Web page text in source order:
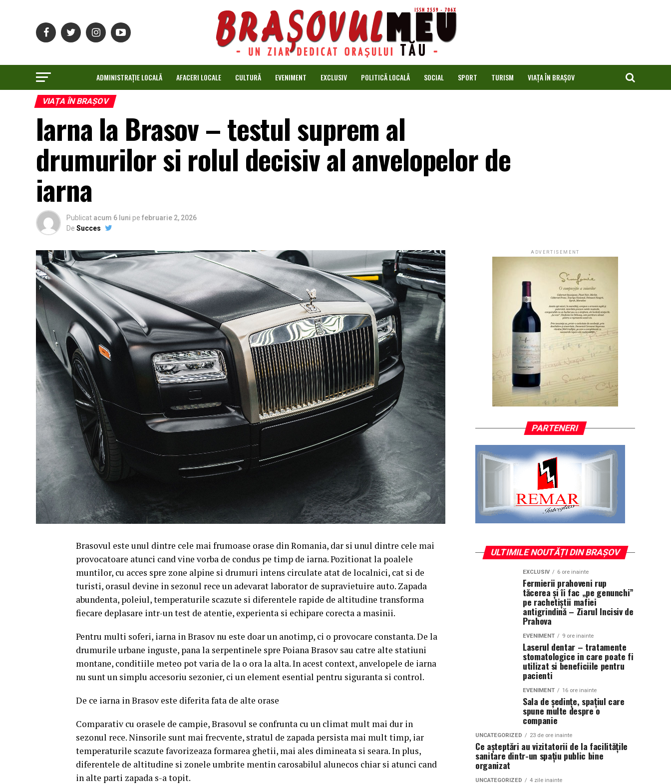
ADMINISTRAȚIE LOCALĂ AFACERI LOCALE CULTURĂ EVENIMENT EXCLUSIV POLITICĂ LOCALĂ SOCIAL SPORT TURISM VIAȚA ÎN BRAȘOV
VIAȚA ÎN BRAȘOV
Iarna la Brasov – testul suprem al
drumurilor si rolul decisiv al anvelopelor de
iarna
Publicat acum 6 luni pe februarie 2, 2026
De Succes
Brasovul este unul dintre cele mai frumoase orase din Romania, dar si unul dintre cele mai
provocatoare atunci cand vine vorba de condus pe timp de iarna. Pozitionat la poalele
muntilor, cu acces spre zone alpine si drumuri intens circulate atat de localnici, cat si de
turisti, orasul devine in sezonul rece un adevarat laborator de supravietuire auto. Zapada
abundenta, poleiul, temperaturile scazute si diferentele rapide de altitudine transforma
fiecare deplasare intr-un test de atentie, experienta si echipare corecta a masinii.
Pentru multi soferi, iarna in Brasov nu este doar un anotimp, ci o provocare constanta. De la
drumurile urbane inguste, pana la serpentinele spre Poiana Brasov sau catre alte statiuni
montane, conditiile meteo pot varia de la o ora la alta. In acest context, anvelopele de iarna
nu sunt un simplu accesoriu sezonier, ci un element esential pentru siguranta si control.
De ce iarna in Brasov este diferita fata de alte orase
Comparativ cu orasele de campie, Brasovul se confrunta cu un climat mult mai dur in
sezonul rece. Ninsorile sunt mai frecvente, stratul de zapada persista mai mult timp, iar
temperaturile scazute favorizeaza formarea ghetii, mai ales dimineata si seara. In plus,
diferentele de altitudine si zonele umbrite mentin carosabilul alunecos chiar si atunci cand
in alte parti zapada s-a topit.
ADVERTISEMENT
PARTENERI
ULTIMILE NOUTĂȚI DIN BRAȘOV
EXCLUSIV 6 ore inainte
Fermierii prahoveni rup
tăcerea și îi fac „pe genunchi”
pe rachetiștii mafiei
antigrindină – Ziarul Incisiv de
Prahova
EVENIMENT 9 ore inainte
Laserul dentar – tratamente
stomatologice in care poate fi
utilizat si beneficiile pentru
pacienti
EVENIMENT 16 ore inainte
Sala de ședințe, spațiul care
spune multe despre o
companie
UNCATEGORIZED 23 de ore inainte
Ce așteptări au vizitatorii de la facilitățile
sanitare dintr-un spațiu public bine
organizat
UNCATEGORIZED 4 zile inainte